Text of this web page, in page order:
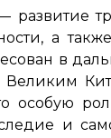
а
в
особую
и